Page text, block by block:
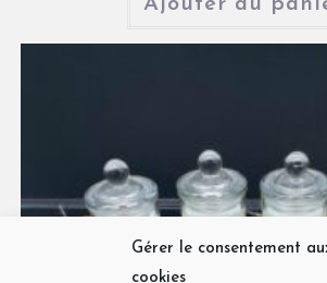
Gérer le consentement
cookies
Ajouter au